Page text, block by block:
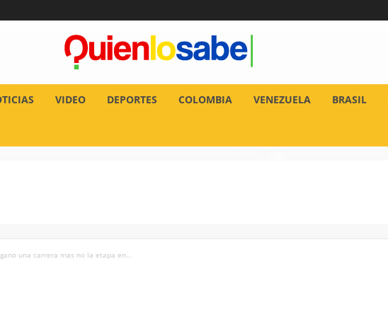
VIDEO DEPORTES COLOMBIA VENEZUELA BRASIL
una carrera mas no la etapa en...